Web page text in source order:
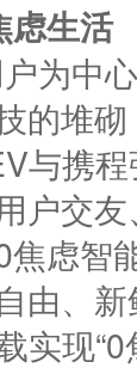
虑生活
为中
的堆
与携
户交
虑智
由、
实现